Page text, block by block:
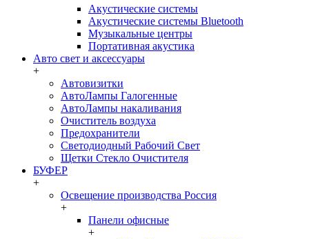
Акустические системы
Акустические системы Bluetooth
Музыкальные центры
Портативная акустика
Авто свет и аксессуары
+
Автовизитки
АвтоЛампы Галогенные
АвтоЛампы накаливания
Очиститель воздуха
Предохранители
Светодиодный Рабочий Свет
Щетки Стекло Очистителя
БУФЕР
+
Освещение производства Россия
+
Панели офисные
+